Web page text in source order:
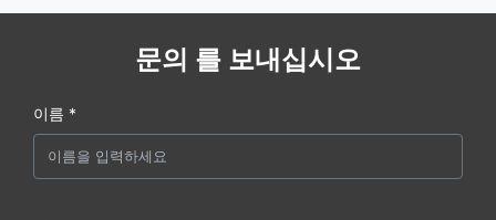
문의 를 보내십시오
이름 *